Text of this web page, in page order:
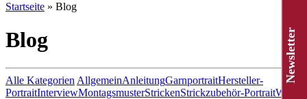
Startseite » Blog
Blog
Alle Kategorien AllgemeinAnleitungGarnportraitHersteller-
PortraitInterviewMontagsmusterStrickenStrickzubehör-PortraitWolle
Newsletter